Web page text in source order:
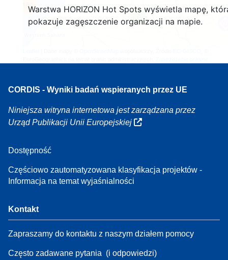
Warstwa HORIZON Hot Spots wyświetla mapę,
pokazuje zagęszczenie organizacji na mapie.
160
7
CORDIS - Wyniki badań wspieranych przez UE
Niniejsza witryna internetowa jest zarządzana przez
Urząd Publikacji Unii Europejskiej
Dostępność
Częściowo zautomatyzowana klasyfikacja projektów -
Informacja na temat wyjaśnialności
Kontakt
Zapraszamy do kontaktu z naszym działem pomocy
Często zadawane pytania (i odpowiedzi)